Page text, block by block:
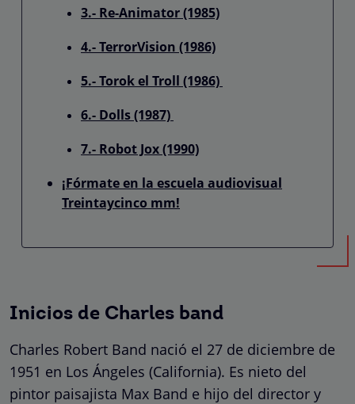
3.- Re-Animator (1985)
4.- TerrorVision (1986)
5.- Torok el Troll (1986)
6.- Dolls (1987)
7.- Robot Jox (1990)
¡Fórmate en la escuela audiovisual
Treintaycinco mm!
Inicios de Charles band
Charles Robert Band nació el 27 de diciembre de
1951 en Los Ángeles (California). Es nieto del
pintor paisajista Max Band e hijo del director y